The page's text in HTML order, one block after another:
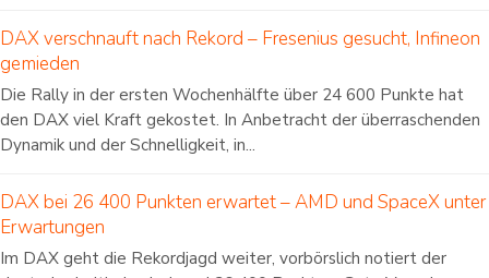
DAX verschnauft nach Rekord – Fresenius gesucht, Infineon
gemieden
Die Rally in der ersten Wochenhälfte über 24 600 Punkte hat
den DAX viel Kraft gekostet. In Anbetracht der überraschenden
Dynamik und der Schnelligkeit, in...
DAX bei 26 400 Punkten erwartet – AMD und SpaceX unter
Erwartungen
Im DAX geht die Rekordjagd weiter, vorbörslich notiert der